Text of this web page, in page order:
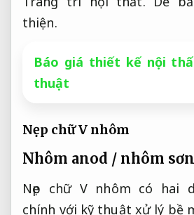
thiện.
Báo giá thiết kế nội
thuật
Nẹp chữ V nhôm
Nhôm anod / nhôm
Nẹp chữ V nhôm có hai
chính với kỹ thuật xử lý bề